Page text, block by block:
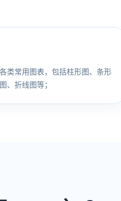
类常用图表，包括柱形图、条形
、折线图等；